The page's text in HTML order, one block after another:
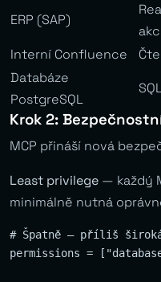
ERP (SAP)
Interní Confluence
Databáze
PostgreSQL
Krok 2:
MCP přináší nová
Least privilege — každý
minimálně nutná
# Špatně — příliš
permissions =